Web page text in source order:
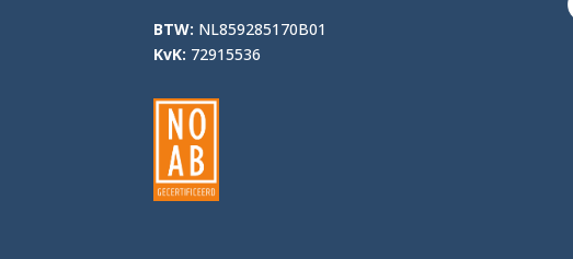
BTW: NL859285170B01
KvK: 72915536